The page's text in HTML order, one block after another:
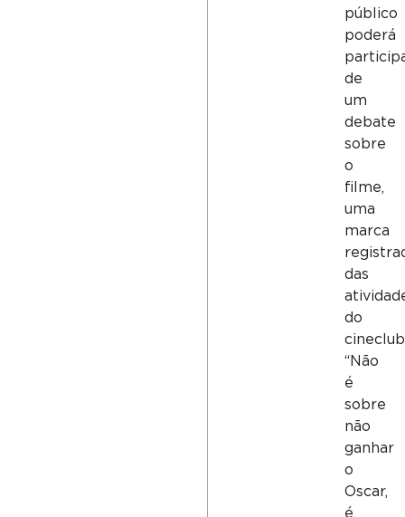
público
poderá
de
um
debate
sobre
o
filme,
uma
marca
das
do
“Não
é
sobre
não
ganhar
o
Oscar,
é